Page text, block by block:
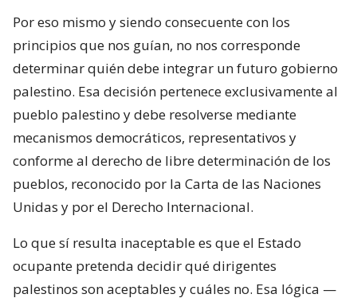
Por eso mismo y siendo consecuente con los
principios que nos guían, no nos corresponde
determinar quién debe integrar un futuro gobierno
palestino. Esa decisión pertenece exclusivamente al
pueblo palestino y debe resolverse mediante
mecanismos democráticos, representativos y
conforme al derecho de libre determinación de los
pueblos, reconocido por la Carta de las Naciones
Unidas y por el Derecho Internacional.
Lo que sí resulta inaceptable es que el Estado
ocupante pretenda decidir qué dirigentes
palestinos son aceptables y cuáles no. Esa lógica —